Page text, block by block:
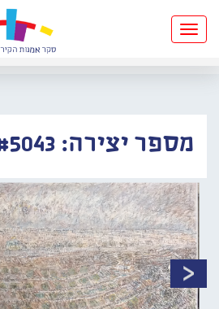
Toggle
navigation
מספר יצירה: #5043